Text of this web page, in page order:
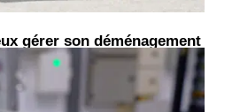
gérer son déménagement